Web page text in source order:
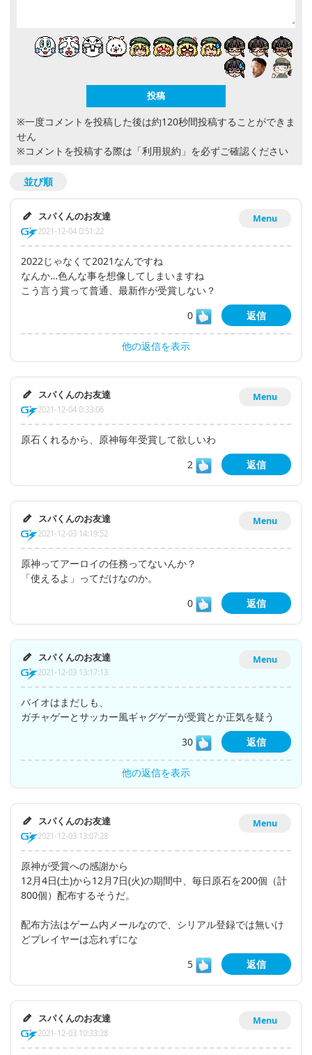
※一度コメントを投稿した後は約120秒間投稿することができま
せん
※コメントを投稿する際は 「利用規約」 を必ずご確認ください
並び順
Menu
スパくんのお友達
2021-12-04 0:51:22
2022じゃなくて2021なんですね
なんか…色んな事を想像してしまいますね
こう言う賞って普通、最新作が受賞しない？
0
返信
他の返信を表示
Menu
スパくんのお友達
2021-12-04 0:33:06
原石くれるから、原神毎年受賞して欲しいわ
2
返信
Menu
スパくんのお友達
2021-12-03 14:19:52
原神ってアーロイの任務ってないんか？
「使えるよ」ってだけなのか。
0
返信
Menu
スパくんのお友達
2021-12-03 13:17:13
バイオはまだしも、
ガチャゲーとサッカー風ギャグゲーが受賞とか正気を疑う
30
返信
他の返信を表示
Menu
スパくんのお友達
2021-12-03 13:07:28
原神が受賞への感謝から
12月4日(土)から12月7日(火)の期間中、毎日原石を200個（計
800個）配布するそうだ。
配布方法はゲーム内メールなので、シリアル登録では無いけ
どプレイヤーは忘れずにな
5
返信
Menu
スパくんのお友達
2021-12-03 10:33:28